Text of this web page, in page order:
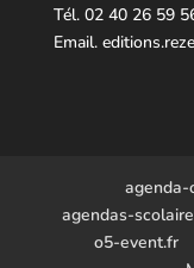
Tél. 02 40 26 59
Email.
agendas-
o5-event.fr